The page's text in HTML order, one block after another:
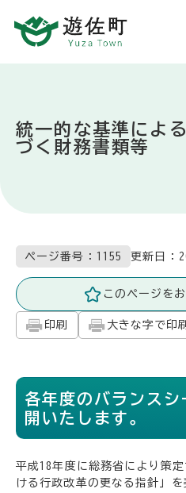
統一的な基準によ
づく財務書類等
ページ番号：1155 更新日：
このページを
印刷 大きな字で印刷
各年度のバランス
開いたします。
平成18年度に総務省により策
ける行政改革の更なる指針」